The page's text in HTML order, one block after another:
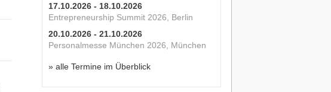
17.10.2026 - 18.10.2026
Entrepreneurship Summit 2026, Berlin
20.10.2026 - 21.10.2026
Personalmesse München 2026, München
» alle Termine im Überblick